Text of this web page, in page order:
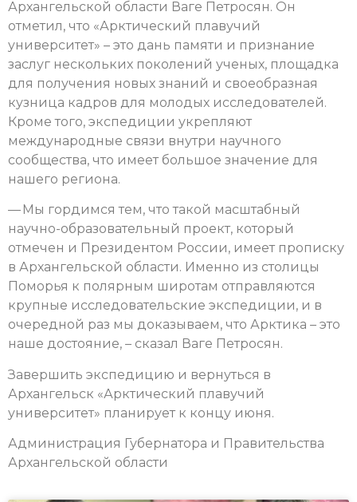
Архангельской области Ваге Петросян. Он
отметил, что «Арктический плавучий
университет» – это дань памяти и признание
заслуг нескольких поколений ученых, площадка
для получения новых знаний и своеобразная
кузница кадров для молодых исследователей.
Кроме того, экспедиции укрепляют
международные связи внутри научного
сообщества, что имеет большое значение для
нашего региона.
— Мы гордимся тем, что такой масштабный
научно-образовательный проект, который
отмечен и Президентом России, имеет прописку
в Архангельской области. Именно из столицы
Поморья к полярным широтам отправляются
крупные исследовательские экспедиции, и в
очередной раз мы доказываем, что Арктика – это
наше достояние, – сказал Ваге Петросян.
Завершить экспедицию и вернуться в
Архангельск «Арктический плавучий
университет» планирует к концу июня.
Администрация Губернатора и Правительства
Архангельской области